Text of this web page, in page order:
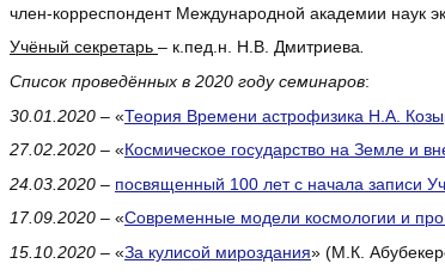
член-корреспондент Международной академии наук
Учёный секретарь – к.пед.н. Н.В. Дмитриева.
Список проведённых в 2020 году семинаров:
30.01.2020 – «Теория Времени астрофизика Н.А.
27.02.2020 – « Космическое государство на Земле и
24.03.2020 – посвященный 100 лет с начала записи
17.09.2020 – «Современные модели космологии и
15.10.2020 – «За кулисой мироздания» (М.К.